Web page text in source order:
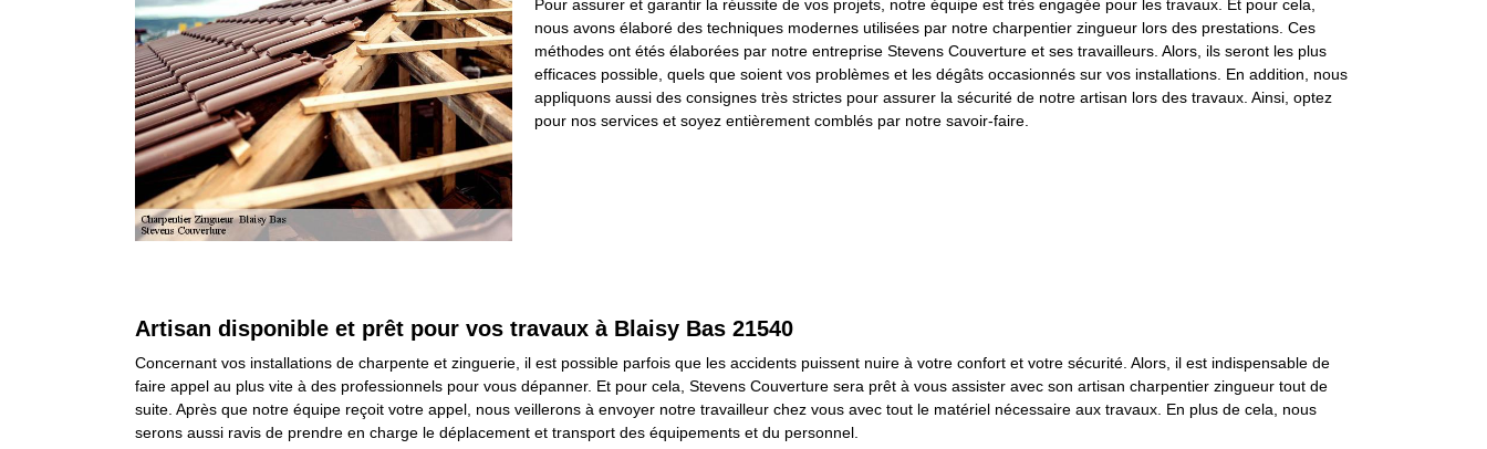
Pour assurer et garantir la réussite de vos projets, notre équipe est très engagée pour les travaux. Et pour cela,
nous avons élaboré des techniques modernes utilisées par notre charpentier zingueur lors des prestations. Ces
méthodes ont étés élaborées par notre entreprise Stevens Couverture et ses travailleurs. Alors, ils seront les plus
efficaces possible, quels que soient vos problèmes et les dégâts occasionnés sur vos installations. En addition, nous
appliquons aussi des consignes très strictes pour assurer la sécurité de notre artisan lors des travaux. Ainsi, optez
pour nos services et soyez entièrement comblés par notre savoir-faire.
Artisan disponible et prêt pour vos travaux à Blaisy Bas 21540
Concernant vos installations de charpente et zinguerie, il est possible parfois que les accidents puissent nuire à votre confort et votre sécurité. Alors, il est indispensable de
faire appel au plus vite à des professionnels pour vous dépanner. Et pour cela, Stevens Couverture sera prêt à vous assister avec son artisan charpentier zingueur tout de
suite. Après que notre équipe reçoit votre appel, nous veillerons à envoyer notre travailleur chez vous avec tout le matériel nécessaire aux travaux. En plus de cela, nous
serons aussi ravis de prendre en charge le déplacement et transport des équipements et du personnel.